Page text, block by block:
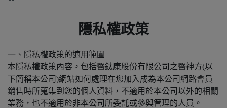
隱私權政策
一、隱私權政策的適用範圍
本隱私權政策內容，包括醫鈦康股份有限公司之醫神方(以
下簡稱本公司)網站如何處理在您加入成為本公司網路會員
銷售時所蒐集到您的個人資料，不適用於本公司以外的相關
業務，也不適用於非本公司所委託或參與管理的人員。